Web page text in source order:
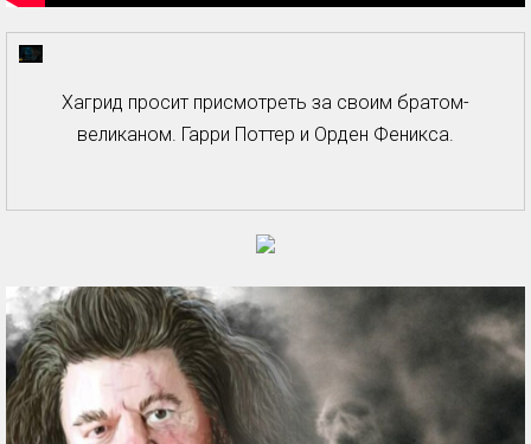
Хагрид просит присмотреть за своим братом-
великаном. Гарри Поттер и Орден Феникса.